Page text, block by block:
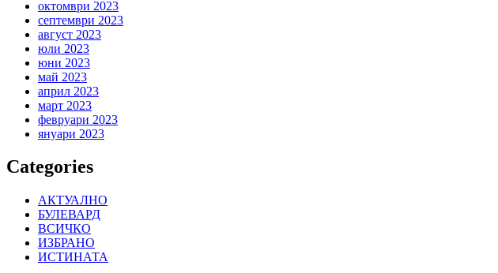
октомври 2023
септември 2023
август 2023
юли 2023
юни 2023
май 2023
април 2023
март 2023
февруари 2023
януари 2023
Categories
АКТУАЛНО
БУЛЕВАРД
ВСИЧКО
ИЗБРАНО
ИСТИНАТА